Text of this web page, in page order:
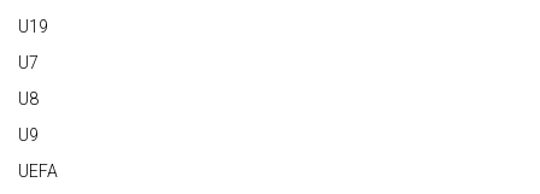
U19
U7
U8
U9
UEFA